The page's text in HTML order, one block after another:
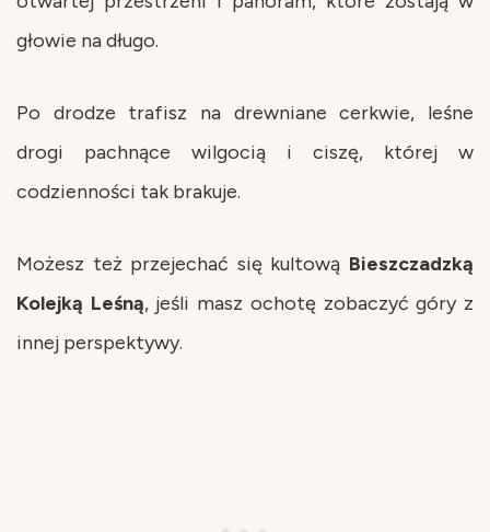
głowie na długo.
Po drodze trafisz na drewniane cerkwie, leśne
drogi pachnące wilgocią i ciszę, której w
codzienności tak brakuje.
Możesz też przejechać się kultową Bieszczadzką
Kolejką Leśną, jeśli masz ochotę zobaczyć góry z
innej perspektywy.